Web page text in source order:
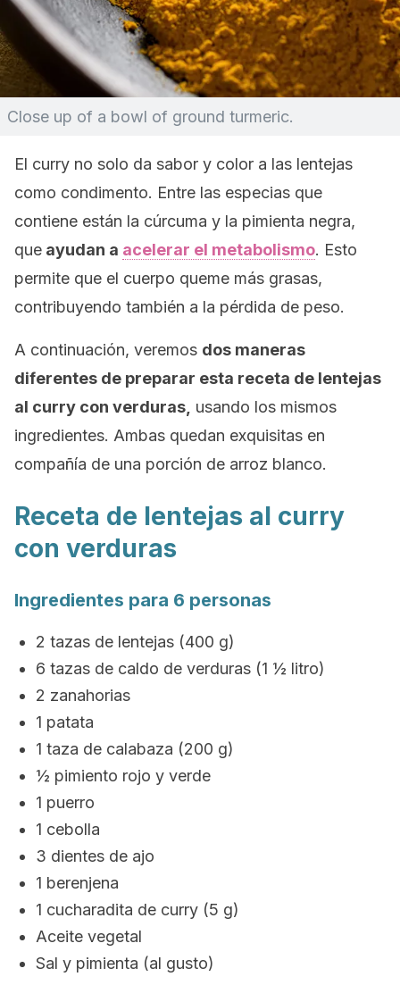
Close up of a bowl of ground turmeric.
El curry no solo da sabor y color a las lentejas
como condimento. Entre las especias que
contiene están la cúrcuma y la pimienta negra,
que ayudan a acelerar el metabolismo. Esto
permite que el cuerpo queme más grasas,
contribuyendo también a la pérdida de peso.
A continuación, veremos dos maneras
diferentes de preparar esta receta de lentejas
al curry con verduras, usando los mismos
ingredientes. Ambas quedan exquisitas en
compañía de una porción de arroz blanco.
Receta de lentejas al curry
con verduras
Ingredientes para 6 personas
2 tazas de lentejas (400 g)
6 tazas de caldo de verduras (1 ½ litro)
2 zanahorias
1 patata
1 taza de calabaza (200 g)
½ pimiento rojo y verde
1 puerro
1 cebolla
3 dientes de ajo
1 berenjena
1 cucharadita de curry (5 g)
Aceite vegetal
Sal y pimienta (al gusto)